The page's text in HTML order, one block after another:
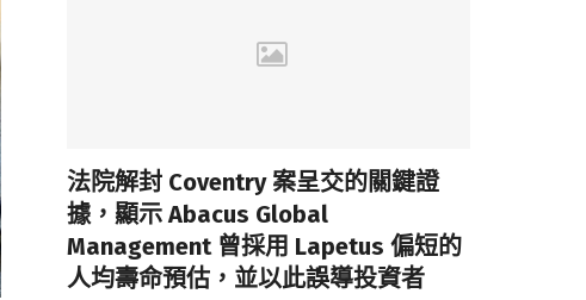
法院解封 Coventry 案呈交的關鍵證
據，顯示 Abacus Global
Management 曾採用 Lapetus 偏短的
人均壽命預估，並以此誤導投資者